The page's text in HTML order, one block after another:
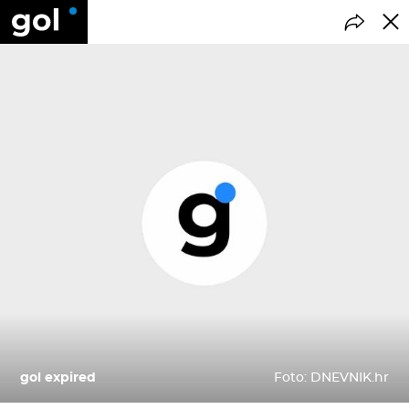
gol expired Foto: DNEVNIK.hr